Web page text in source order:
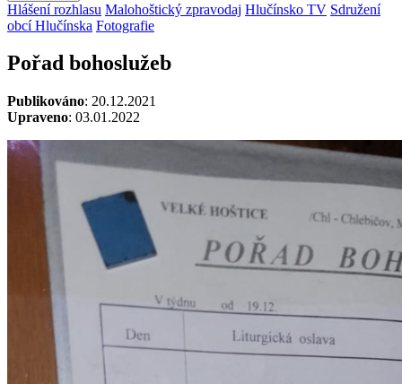
Hlášení rozhlasu Malohoštický zpravodaj Hlučínsko TV Sdružení
obcí Hlučínska Fotografie
Pořad bohoslužeb
Publikováno: 20.12.2021
Upraveno: 03.01.2022